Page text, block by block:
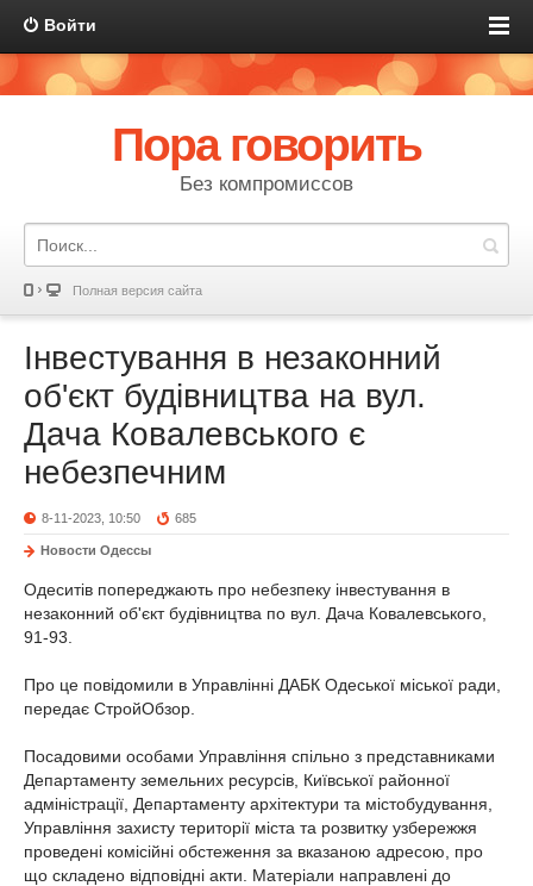
Войти
Пора говорить
Без компромиссов
Полная версия сайта
Інвестування в незаконний
об'єкт будівництва на вул.
Дача Ковалевського є
небезпечним
8-11-2023, 10:50 685
Новости Одессы
Одеситів попереджають про небезпеку інвестування в
незаконний об'єкт будівництва по вул. Дача Ковалевського,
91-93.
Про це повідомили в Управлінні ДАБК Одеської міської ради,
передає СтройОбзор.
Посадовими особами Управління спільно з представниками
Департаменту земельних ресурсів, Київської районної
адміністрації, Департаменту архітектури та містобудування,
Управління захисту території міста та розвитку узбережжя
проведені комісійні обстеження за вказаною адресою, про
що складено відповідні акти. Матеріали направлені до